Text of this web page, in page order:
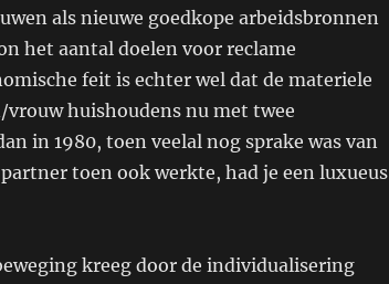
als nieuwe goedkope arbeidsbronnen
het aantal doelen voor reclame
feit is echter wel dat de materiele
huishoudens nu met twee
in 1980, toen veelal nog sprake was van
toen ook werkte, had je een luxueus
kreeg door de individualisering